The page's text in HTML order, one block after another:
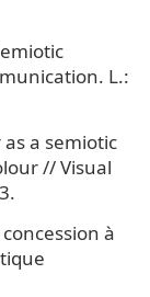
L.:
a semiotic
// Visual
à